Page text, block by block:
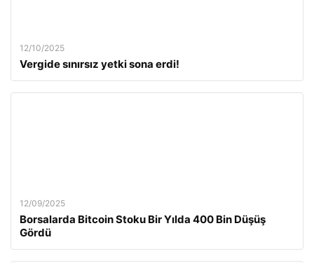
12/10/2025
Vergide sınırsız yetki sona erdi!
12/09/2025
Borsalarda Bitcoin Stoku Bir Yılda 400 Bin Düşüş
Gördü